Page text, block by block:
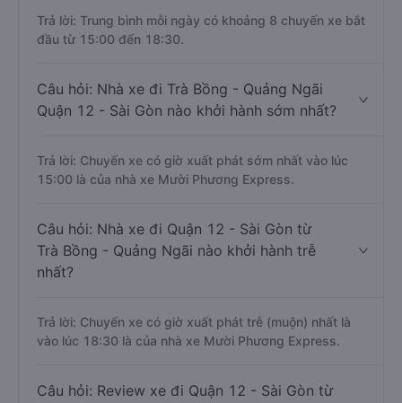
Trả lời: Trung bình mỗi ngày có khoảng 8 chuyến xe bắt
đầu từ 15:00 đến 18:30.
Câu hỏi: Nhà xe đi Trà Bồng - Quảng Ngãi
Quận 12 - Sài Gòn nào khởi hành sớm nhất?
Trả lời: Chuyến xe có giờ xuất phát sớm nhất vào lúc
15:00 là của nhà xe Mười Phương Express.
Câu hỏi: Nhà xe đi Quận 12 - Sài Gòn từ
Trà Bồng - Quảng Ngãi nào khởi hành trễ
nhất?
Trả lời: Chuyến xe có giờ xuất phát trễ (muộn) nhất là
vào lúc 18:30 là của nhà xe Mười Phương Express.
Câu hỏi: Review xe đi Quận 12 - Sài Gòn từ